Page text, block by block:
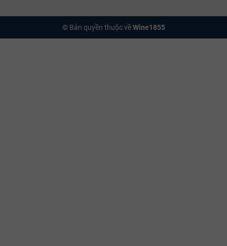
© Bản quyền thuộc vềWine1855